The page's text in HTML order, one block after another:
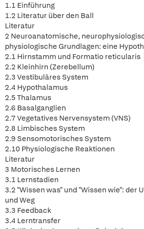
1.1 Einführung
1.2 Literatur über den Ball
Literatur
2 Neuroanatomische,
physiologische Grundlagen: eine
2.1 Hirnstamm und Formatio reticularis
2.2 Kleinhirn (Zerebellum)
2.3 Vestibuläres System
2.4 Hypothalamus
2.5 Thalamus
2.6 Basalganglien
2.7 Vegetatives Nervensystem (VNS)
2.8 Limbisches System
2.9 Sensomotorisches System
2.10 Physiologische Reaktionen
Literatur
3 Motorisches Lernen
3.1 Lernstadien
3.2 "Wissen was" und "Wissen wie": der
und Weg
3.3 Feedback
3.4 Lerntransfer